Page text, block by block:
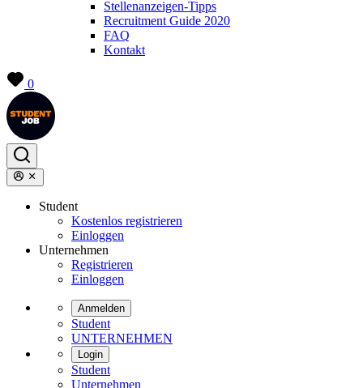
Stellenanzeigen-Tipps
Recruitment Guide 2020
FAQ
Kontakt
0
Student
Kostenlos registrieren
Einloggen
Unternehmen
Registrieren
Einloggen
Anmelden
Student
UNTERNEHMEN
Login
Student
Unternehmen